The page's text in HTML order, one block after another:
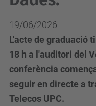
19/06/2026
L'acte de graduació
18 h a l'auditori del
conferència
seguir en directe a
Telecos UPC.